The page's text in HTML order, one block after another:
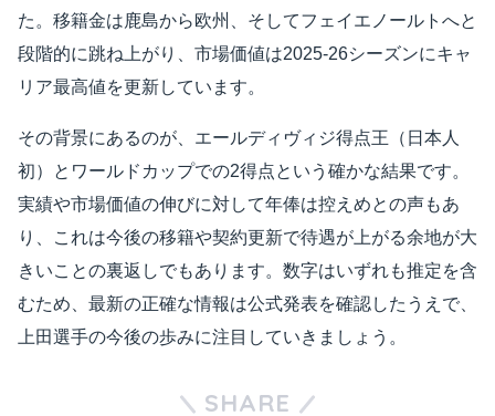
た。移籍金は鹿島から欧州、そしてフェイエノールトへと
段階的に跳ね上がり、市場価値は2025-26シーズンにキャ
リア最高値を更新しています。
その背景にあるのが、エールディヴィジ得点王（日本人
初）とワールドカップでの2得点という確かな結果です。
実績や市場価値の伸びに対して年俸は控えめとの声もあ
り、これは今後の移籍や契約更新で待遇が上がる余地が大
きいことの裏返しでもあります。数字はいずれも推定を含
むため、最新の正確な情報は公式発表を確認したうえで、
上田選手の今後の歩みに注目していきましょう。
SHARE